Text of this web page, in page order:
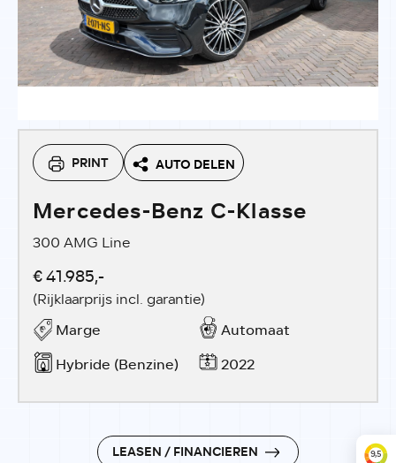
PRINT AUTO DELEN
Mercedes-Benz C-Klasse
300 AMG Line
€ 41.985,-
(Rijklaarprijs incl. garantie)
Marge
Automaat
Hybride (Benzine)
2022
LEASEN / FINANCIEREN